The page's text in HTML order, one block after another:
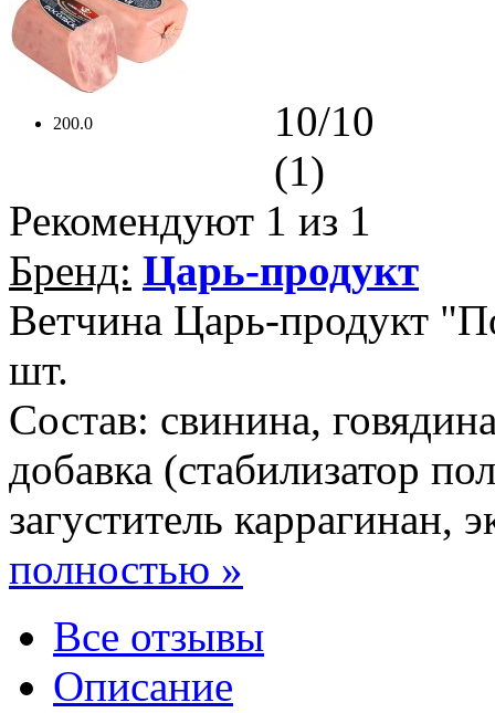
200.0
10/10
(1)
Рекомендуют 1 из 1
Бренд: Царь-продукт
Ветчина Царь-продукт
шт.
Состав: свинина,
добавка (стабилизатор
загуститель каррагинан,
полностью »
Все отзывы
Описание